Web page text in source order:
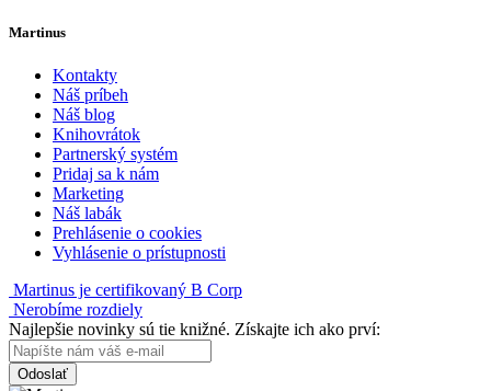
Martinus
Kontakty
Náš príbeh
Náš blog
Knihovrátok
Partnerský systém
Pridaj sa k nám
Marketing
Náš labák
Prehlásenie o cookies
Vyhlásenie o prístupnosti
Martinus je certifikovaný B Corp
Nerobíme rozdiely
Najlepšie novinky sú tie knižné. Získajte ich ako prví:
Odoslať